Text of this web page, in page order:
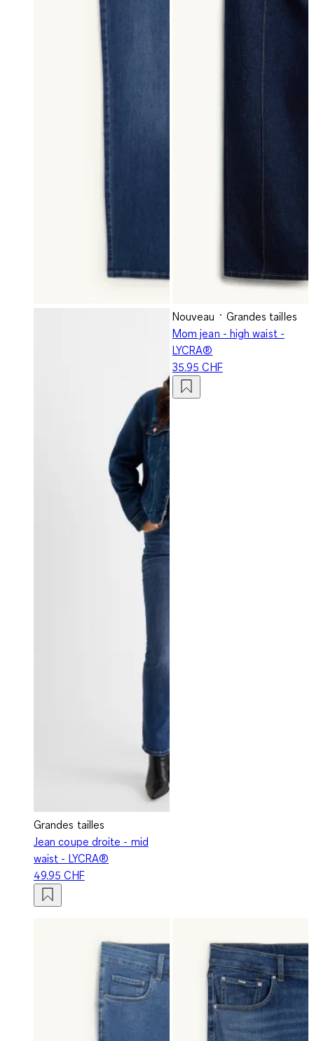
Grandes tailles
Jean coupe droite - mid
waist - LYCRA®
49.95 CHF
Nouveau
Grandes tailles
Mom jean - high waist -
LYCRA®
35.95 CHF